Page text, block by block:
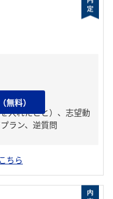
入れたこと）、志望動
ラン、逆質問
無料）
ちら